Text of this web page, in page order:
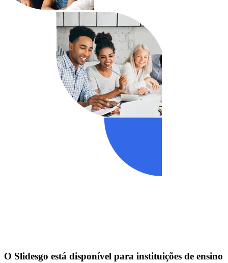
O Slidesgo está disponível para instituições de ensino